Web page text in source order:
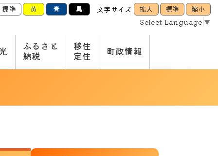
標準 黄 青 黒 文字サイズ 拡大 標準
縮小
Select Language ▼
ふるさと
納税
移住
定住
町政情報